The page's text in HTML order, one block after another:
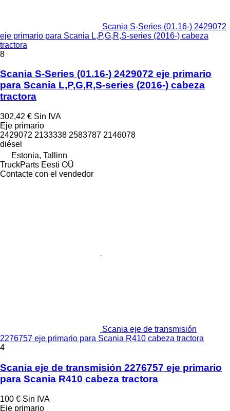
Scania S-Series (01.16-) 2429072
eje primario para Scania L,P,G,R,S-series (2016-) cabeza
tractora
8
Scania S-Series (01.16-) 2429072 eje primario
para Scania L,P,G,R,S-series (2016-) cabeza
tractora
302,42 € Sin IVA
Eje primario
2429072 2133338 2583787 2146078
diésel
Estonia, Tallinn
TruckParts Eesti OÜ
Contacte con el vendedor
Scania eje de transmisión
2276757 eje primario para Scania R410 cabeza tractora
4
Scania eje de transmisión 2276757 eje primario
para Scania R410 cabeza tractora
100 € Sin IVA
Eje primario